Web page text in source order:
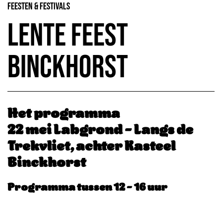
Feesten & Festivals
Lente Feest
Binckhorst
Het programma
22 meiLabgrond – Langs de
Trekvliet, achter Kasteel
Binckhorst
Programma tussen 12 – 16 uur